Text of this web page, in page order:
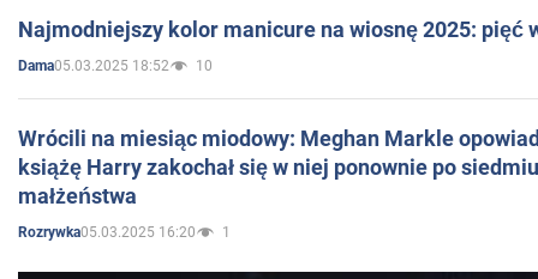
Najmodniejszy kolor manicure na wiosnę 2025: pięć
Dama05.03.2025 18:52 10
Wrócili na miesiąc miodowy: Meghan Markle
książę Harry zakochał się w niej ponownie po
małżeństwa
Rozrywka05.03.2025 16:20 1